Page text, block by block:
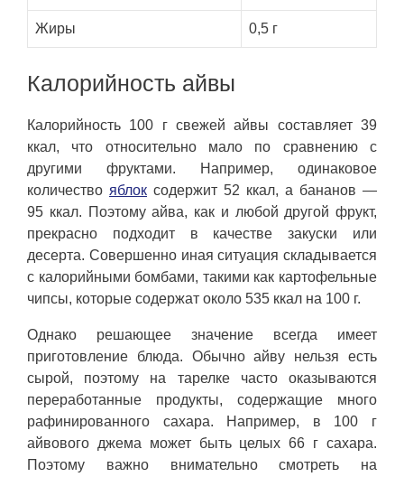
Жиры 0,5 г
Калорийность айвы
Калорийность 100 г свежей айвы составляет 39
ккал, что относительно мало по сравнению с
другими фруктами. Например, одинаковое
количество яблок содержит 52 ккал, а бананов —
95 ккал. Поэтому айва, как и любой другой фрукт,
прекрасно подходит в качестве закуски или
десерта. Совершенно иная ситуация складывается
с калорийными бомбами, такими как картофельные
чипсы, которые содержат около 535 ккал на 100 г.
Однако решающее значение всегда имеет
приготовление блюда. Обычно айву нельзя есть
сырой, поэтому на тарелке часто оказываются
переработанные продукты, содержащие много
рафинированного сахара. Например, в 100 г
айвового джема может быть целых 66 г сахара.
Поэтому важно внимательно смотреть на